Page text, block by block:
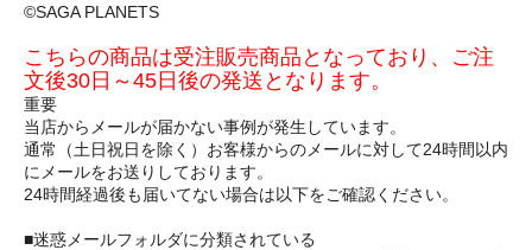
©SAGA PLANETS
こちらの商品は受注販売商品となっており、ご注
文後30日～45日後の発送となります。
重要
当店からメールが届かない事例が発生しています。
通常（土日祝日を除く）お客様からのメールに対して24時間以内
にメールをお送りしております。
24時間経過後も届いてない場合は以下をご確認ください。
■迷惑メールフォルダに分類されている